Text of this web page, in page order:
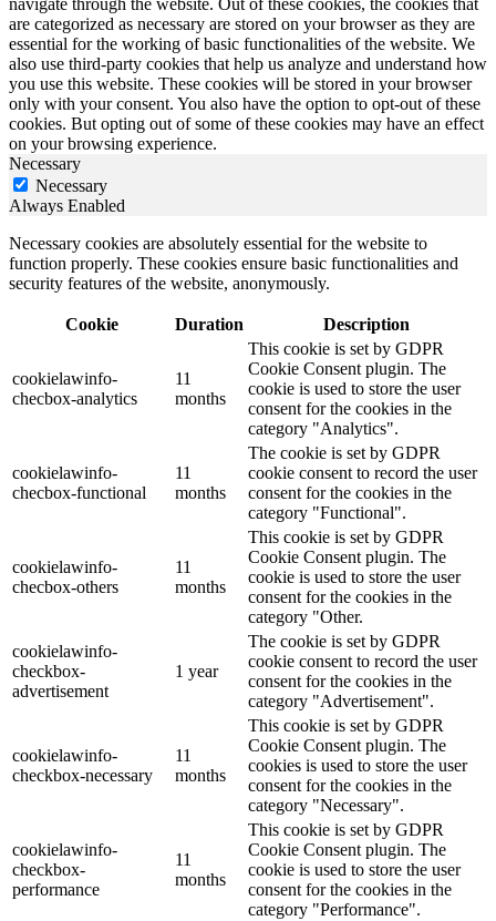
navigate through the website. Out of these cookies, the cookies that
are categorized as necessary are stored on your browser as they are
essential for the working of basic functionalities of the website. We
also use third-party cookies that help us analyze and understand how
you use this website. These cookies will be stored in your browser
only with your consent. You also have the option to opt-out of these
cookies. But opting out of some of these cookies may have an effect
on your browsing experience.
Necessary
Necessary
Always Enabled
Necessary cookies are absolutely essential for the website to
function properly. These cookies ensure basic functionalities and
security features of the website, anonymously.
Cookie Duration Description
cookielawinfo-
checbox-analytics
11
months
This cookie is set by GDPR
Cookie Consent plugin. The
cookie is used to store the user
consent for the cookies in the
category "Analytics".
cookielawinfo-
checbox-functional
11
months
The cookie is set by GDPR
cookie consent to record the user
consent for the cookies in the
category "Functional".
cookielawinfo-
checbox-others
11
months
This cookie is set by GDPR
Cookie Consent plugin. The
cookie is used to store the user
consent for the cookies in the
category "Other.
cookielawinfo-
checkbox-
advertisement
1 year
The cookie is set by GDPR
cookie consent to record the user
consent for the cookies in the
category "Advertisement".
cookielawinfo-
checkbox-necessary
11
months
This cookie is set by GDPR
Cookie Consent plugin. The
cookies is used to store the user
consent for the cookies in the
category "Necessary".
cookielawinfo-
checkbox-
performance
11
months
This cookie is set by GDPR
Cookie Consent plugin. The
cookie is used to store the user
consent for the cookies in the
category "Performance".